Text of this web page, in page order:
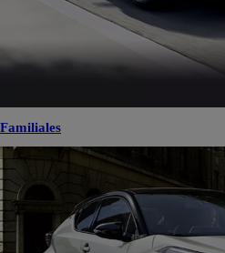
Familiales